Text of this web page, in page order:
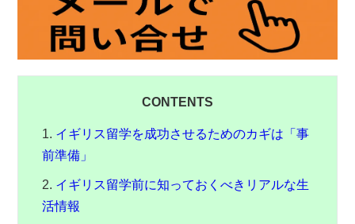
CONTENTS
イギリス留学を成功させるためのカギは「事
前準備」
イギリス留学前に知っておくべきリアルな生
活情報